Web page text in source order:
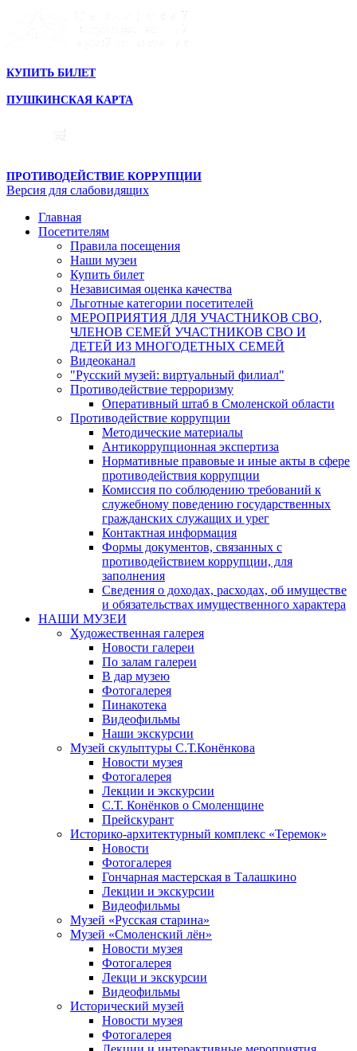
КУПИТЬ БИЛЕТ
ПУШКИНСКАЯ КАРТА
ПРОТИВОДЕЙСТВИЕ КОРРУПЦИИ
Версия для слабовидящих
Главная
Посетителям
Правила посещения
Наши музеи
Купить билет
Независимая оценка качества
Льготные категории посетителей
МЕРОПРИЯТИЯ ДЛЯ УЧАСТНИКОВ СВО,
ЧЛЕНОВ СЕМЕЙ УЧАСТНИКОВ СВО И
ДЕТЕЙ ИЗ МНОГОДЕТНЫХ СЕМЕЙ
Видеоканал
"Русский музей: виртуальный филиал"
Противодействие терроризму
Оперативный штаб в Смоленской области
Противодействие коррупции
Методические материалы
Антикоррупционная экспертиза
Нормативные правовые и иные акты в сфере
противодействия коррупции
Комиссия по соблюдению требований к
служебному поведению государственных
гражданских служащих и урег
Контактная информация
Формы документов, связанных с
противодействием коррупции, для
заполнения
Сведения о доходах, расходах, об имуществе
и обязательствах имущественного характера
НАШИ МУЗЕИ
Художественная галерея
Новости галереи
По залам галереи
В дар музею
Фотогалерея
Пинакотека
Видеофильмы
Наши экскурсии
Музей скульптуры С.Т.Конёнкова
Новости музея
Фотогалерея
Лекции и экскурсии
С.Т. Конёнков о Смоленщине
Прейскурант
Историко-архитектурный комплекс «Теремок»
Новости
Фотогалерея
Гончарная мастерская в Талашкино
Лекции и экскурсии
Видеофильмы
Музей «Русская старина»
Музей «Смоленский лён»
Новости музея
Фотогалерея
Лекци и экскурсии
Видеофильмы
Исторический музей
Новости музея
Фотогалерея